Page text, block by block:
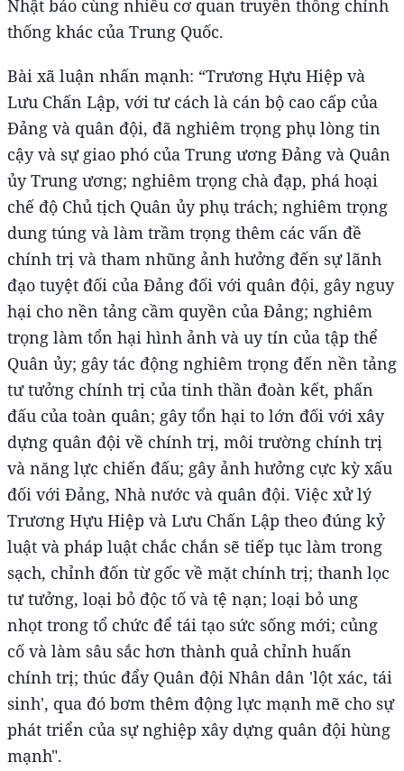
Nhật báo cùng nhiều cơ quan truyền thông chính
thống khác của Trung Quốc.
Bài xã luận nhấn mạnh: “Trương Hựu Hiệp và
Lưu Chấn Lập, với tư cách là cán bộ cao cấp của
Đảng và quân đội, đã nghiêm trọng phụ lòng tin
cậy và sự giao phó của Trung ương Đảng và Quân
ủy Trung ương; nghiêm trọng chà đạp, phá hoại
chế độ Chủ tịch Quân ủy phụ trách; nghiêm trọng
dung túng và làm trầm trọng thêm các vấn đề
chính trị và tham nhũng ảnh hưởng đến sự lãnh
đạo tuyệt đối của Đảng đối với quân đội, gây nguy
hại cho nền tảng cầm quyền của Đảng; nghiêm
trọng làm tổn hại hình ảnh và uy tín của tập thể
Quân ủy; gây tác động nghiêm trọng đến nền tảng
tư tưởng chính trị của tinh thần đoàn kết, phấn
đấu của toàn quân; gây tổn hại to lớn đối với xây
dựng quân đội về chính trị, môi trường chính trị
và năng lực chiến đấu; gây ảnh hưởng cực kỳ xấu
đối với Đảng, Nhà nước và quân đội. Việc xử lý
Trương Hựu Hiệp và Lưu Chấn Lập theo đúng kỷ
luật và pháp luật chắc chắn sẽ tiếp tục làm trong
sạch, chỉnh đốn từ gốc về mặt chính trị; thanh lọc
tư tưởng, loại bỏ độc tố và tệ nạn; loại bỏ ung
nhọt trong tổ chức để tái tạo sức sống mới; củng
cố và làm sâu sắc hơn thành quả chỉnh huấn
chính trị; thúc đẩy Quân đội Nhân dân 'lột xác, tái
sinh', qua đó bơm thêm động lực mạnh mẽ cho sự
phát triển của sự nghiệp xây dựng quân đội hùng
mạnh".